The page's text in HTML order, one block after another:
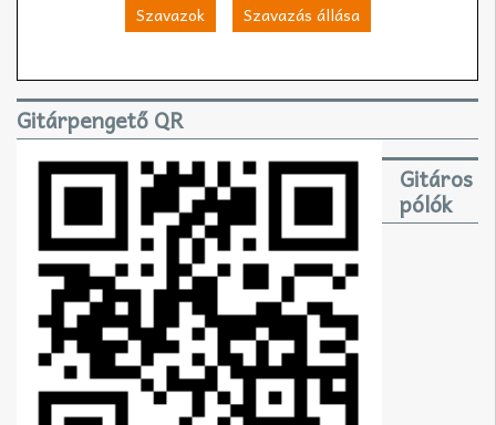
Szavazok Szavazás állása
Gitárpengető QR
Gitáros
pólók